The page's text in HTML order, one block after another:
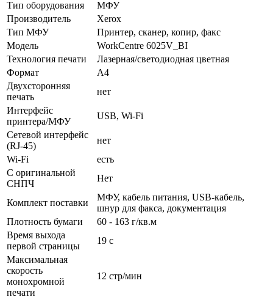
Тип оборудования
МФУ
Производитель
Xerox
Тип МФУ
Принтер, сканер, копир, факс
Модель
WorkCentre 6025V_BI
Технология печати
Лазерная/­светодиодная цветная
Формат
A4
Двухсторонняя
печать
нет
Интерфейс
принтера/МФУ
USB, Wi-Fi
Сетевой интерфейс
(RJ-45)
нет
Wi-Fi
есть
С оригинальной
СНПЧ
Нет
Комплект поставки
МФУ, кабель питания, USB-кабель,
шнур для факса, документация
Плотность бумаги
60 - 163 г/­кв.м
Время выхода
первой страницы
19 с
Максимальная
скорость
монохромной
печати
12 стр/­мин